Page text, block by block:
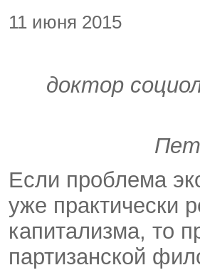
11 июня 2015
доктор
Если проблема
уже практически
капитализма, то
партизанской